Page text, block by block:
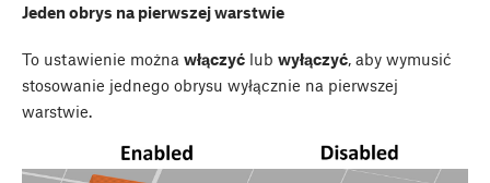
Jeden obrys na pierwszej warstwie
To ustawienie można włączyć lub wyłączyć , aby wymusić
stosowanie jednego obrysu wyłącznie na pierwszej
warstwie.